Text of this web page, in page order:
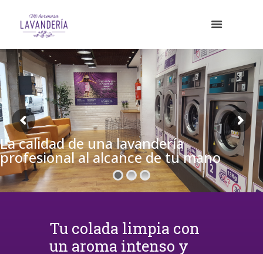
La calidad de una lavandería
profesional al alcance de tu mano
Tu colada limpia con
un aroma intenso y